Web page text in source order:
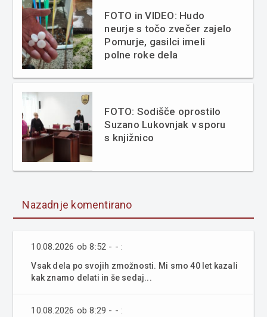
FOTO in VIDEO: Hudo
neurje s točo zvečer zajelo
Pomurje, gasilci imeli
polne roke dela
FOTO: Sodišče oprostilo
Suzano Lukovnjak v sporu
s knjižnico
Nazadnje komentirano
10.08.2026 ob 8:52 - - :
Vsak dela po svojih zmožnosti. Mi smo 40 let kazali
kak znamo delati in še sedaj...
10.08.2026 ob 8:29 - - :